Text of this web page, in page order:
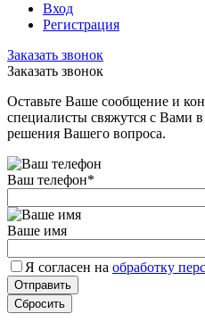
Вход
Регистрация
Заказать звонок
Заказать звонок
Оставьте Ваше сообщение и
специалисты свяжутся с Вами
решения Вашего вопроса.
Ваш телефон*
Ваше имя
Я согласен на обработку